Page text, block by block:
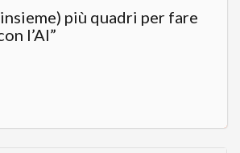
più quadri per fare
l’AI”